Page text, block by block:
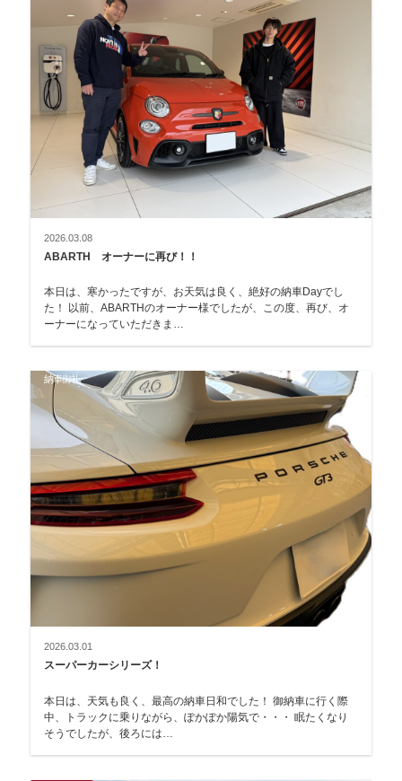
2026.03.08
ABARTH オーナーに再び！！
本日は、寒かったですが、お天気は良く、絶好の納車Dayでし
た！ 以前、ABARTHのオーナー様でしたが、この度、再び、オ
ーナーになっていただきま…
納車御礼
2026.03.01
スーパーカーシリーズ！
本日は、天気も良く、最高の納車日和でした！ 御納車に行く際
中、トラックに乗りながら、ぽかぽか陽気で・・・ 眠たくなり
そうでしたが、後ろには…